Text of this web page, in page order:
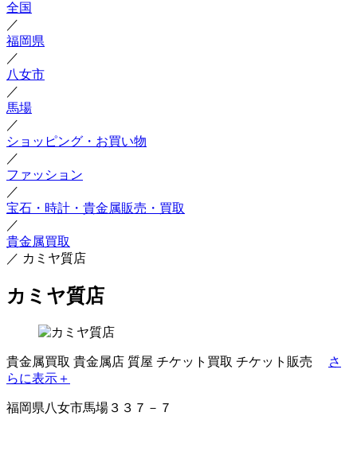
全国
／
福岡県
／
八女市
／
馬場
／
ショッピング・お買い物
／
ファッション
／
宝石・時計・貴金属販売・買取
／
貴金属買取
／ カミヤ質店
カミヤ質店
貴金属買取 貴金属店 質屋 チケット買取 チケット販売
さ
らに表示＋
福岡県八女市馬場３３７－７